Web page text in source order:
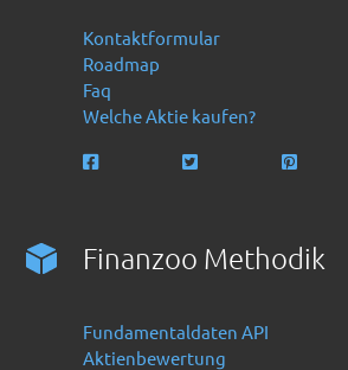
Kontaktformular
Roadmap
Faq
Welche Aktie kaufen?
Finanzoo Methodik
Fundamentaldaten API
Aktienbewertung